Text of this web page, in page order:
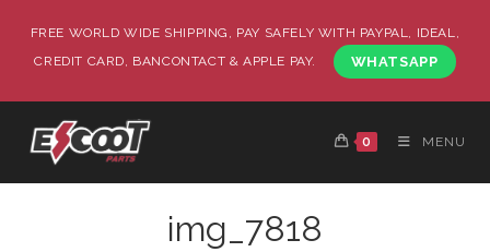
FREE WORLD WIDE SHIPPING, PAY SAFELY WITH PAYPAL, IDEAL,
CREDIT CARD, BANCONTACT & APPLE PAY.
WHATSAPP
0 MENU
img_7818